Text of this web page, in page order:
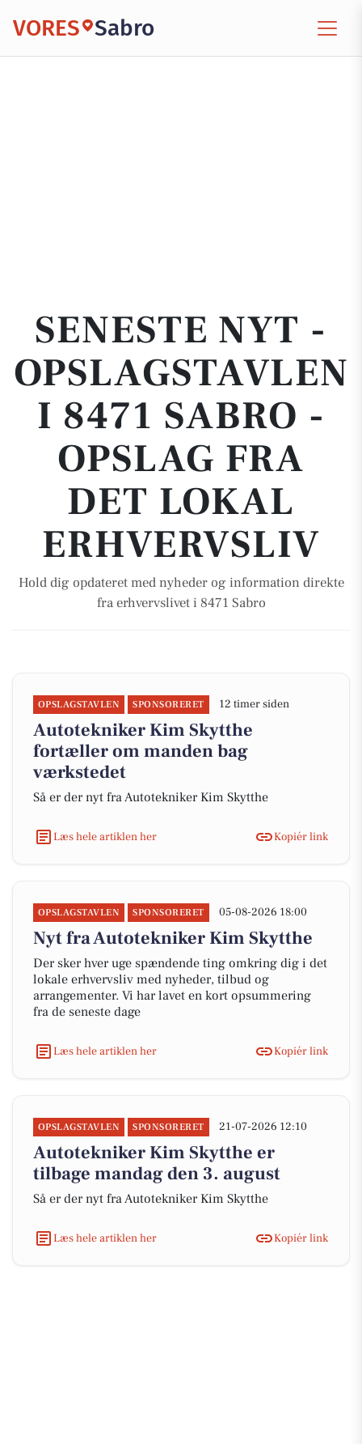
VORES Sabro
SENESTE NYT -
OPSLAGSTAVLEN
I 8471 SABRO -
OPSLAG FRA
DET LOKAL
ERHVERVSLIV
Hold dig opdateret med nyheder og information direkte
fra erhvervslivet i 8471 Sabro
OPSLAGSTAVLEN SPONSORERET 12 timer siden
Autotekniker Kim Skytthe
fortæller om manden bag
værkstedet
Så er der nyt fra Autotekniker Kim Skytthe
Læs hele artiklen her Kopiér link
OPSLAGSTAVLEN SPONSORERET 05-08-2026 18:00
Nyt fra Autotekniker Kim Skytthe
Der sker hver uge spændende ting omkring dig i det
lokale erhvervsliv med nyheder, tilbud og
arrangementer. Vi har lavet en kort opsummering
fra de seneste dage
Læs hele artiklen her Kopiér link
OPSLAGSTAVLEN SPONSORERET 21-07-2026 12:10
Autotekniker Kim Skytthe er
tilbage mandag den 3. august
Så er der nyt fra Autotekniker Kim Skytthe
Læs hele artiklen her Kopiér link